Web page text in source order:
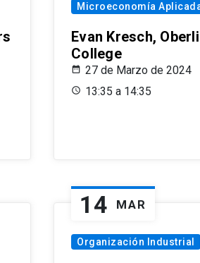
Microeconomía
Evan Kresch,
College
27 de Marzo de 2024
13:35 a 14:35
14 MAR
Organización Industrial